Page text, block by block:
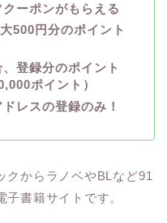
ーポンがもらえる
500円分のポイント
登録分のポイント
ポイント）
レスの登録のみ！
クからラノベやBLなど91
書籍サイトです。